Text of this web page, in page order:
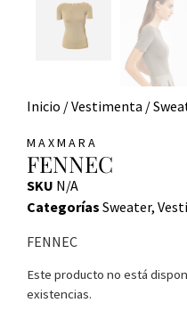
Inicio /Vestimenta /
MAXMARA
FENNEC
SKU N/A
Categorías Sweater,
FENNEC
Este producto no está
existencias.